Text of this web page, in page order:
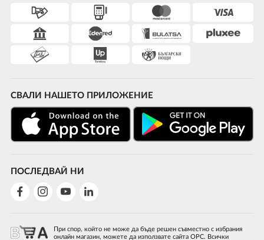
СВАЛИ НАШЕТО ПРИЛОЖЕНИЕ
ПОСЛЕДВАЙ НИ
При спор, който не може да бъде решен съвместно с избрания
онлайн магазин, можете да използвате сайта ОРС. Всички